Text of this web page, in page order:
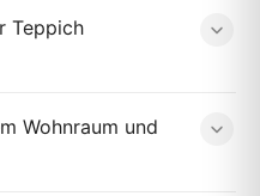
Teppich
Wohnraum und